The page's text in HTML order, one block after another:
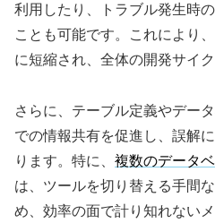
利用したり、トラブル発生時
ことも可能です。これにより
に短縮され、全体の開発サイ
さらに、テーブル定義やデー
での情報共有を促進し、誤解
ります。特に、 複数のデータ
は、ツールを切り替える手間
め、効率の面で計り知れない